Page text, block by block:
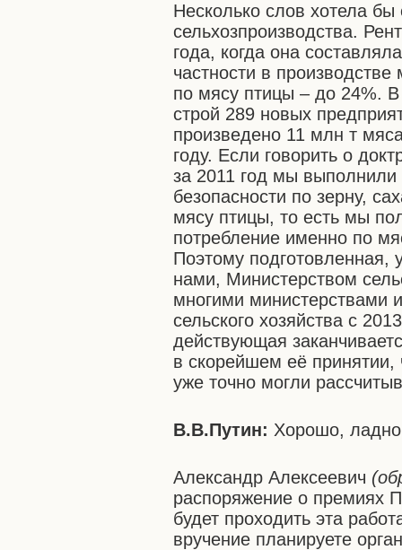
Несколько слов хотела бы
сельхозпроизводства.
года, когда она
частности в
по мясу птицы – до 24%.
строй 289 новых
произведено 11 млн т
году. Если говорить о
за 2011 год мы выполнили
безопасности по зерну,
мясу птицы, то есть мы
потребление именно по
Поэтому
нами, Министерством
многими министерствами
сельского хозяйства с
действующая
в скорейшем её принятии,
уже точно могли
В.В.Путин: Хорошо,
Александр Алексеевич
распоряжение о премиях
будет проходить эта
вручение планируете